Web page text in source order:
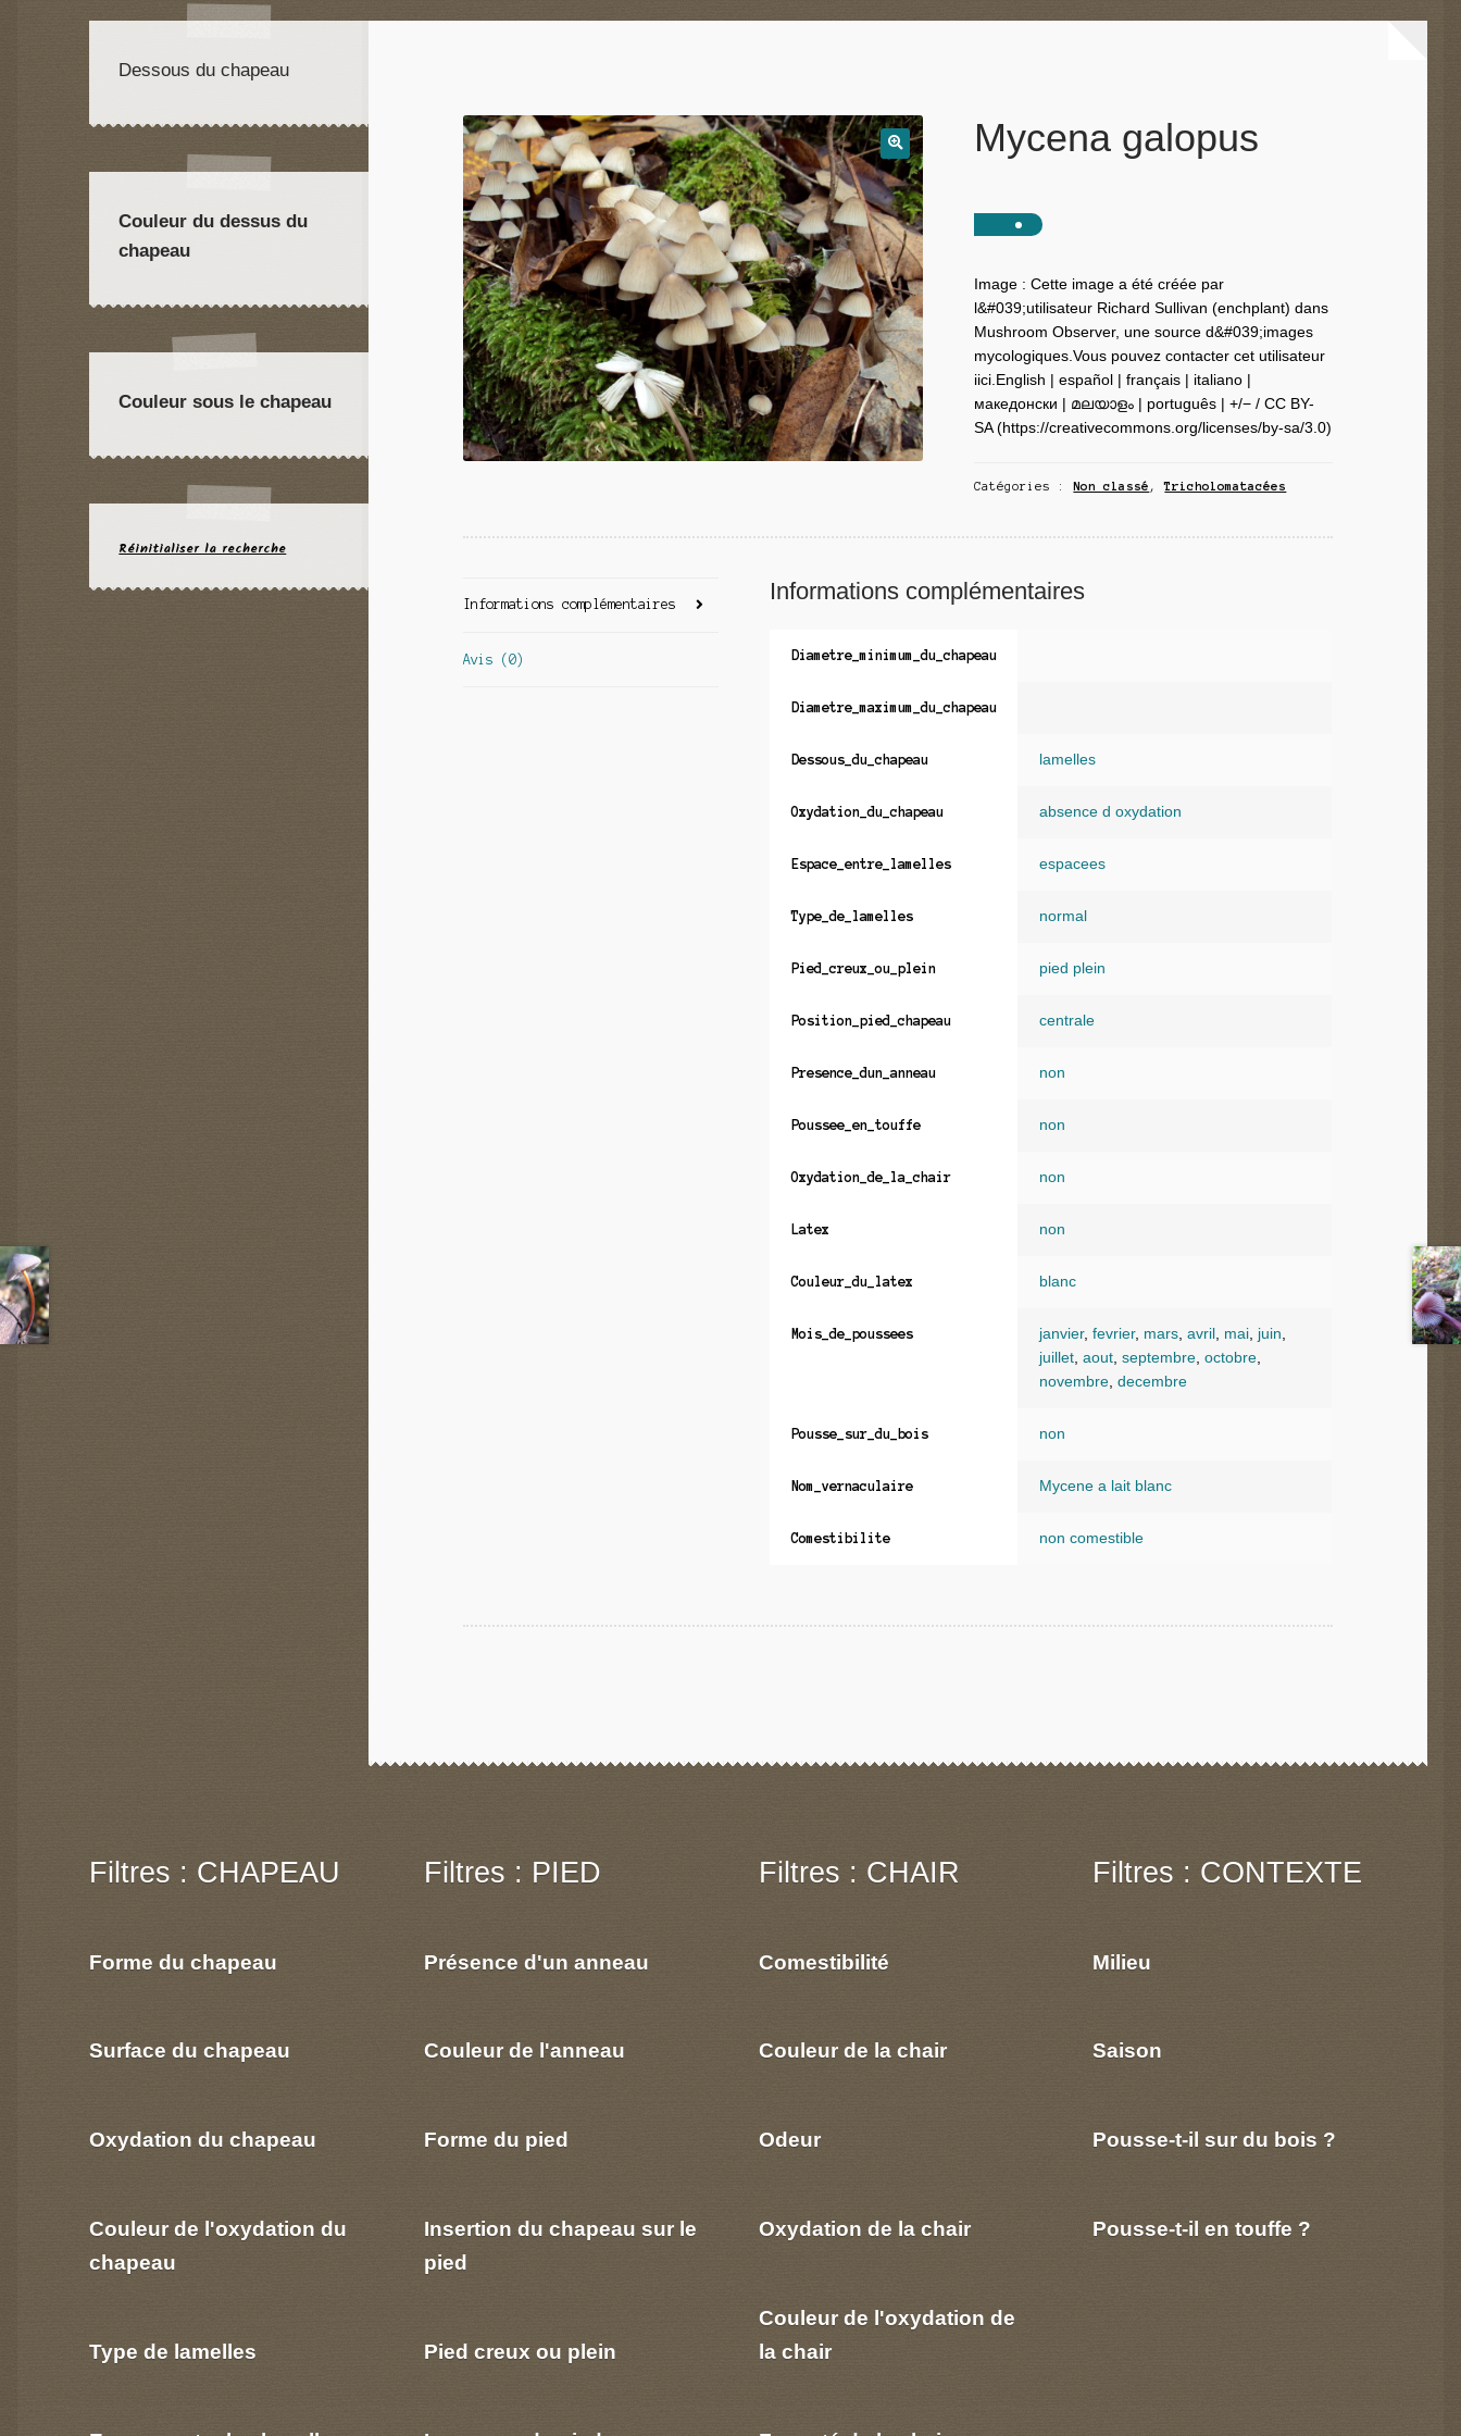
Mycena galopus
Image : Cette image a été créée par
l&#039;utilisateur Richard Sullivan (enchplant) dans
Mushroom Observer, une source d&#039;images
mycologiques.Vous pouvez contacter cet utilisateur
iici.English | español | français | italiano |
македонски | മലയാളം | português | +/− / CC BY-
SA (https://creativecommons.org/licenses/by-sa/3.0)
Catégories :Non classé ,Tricholomatacées
Informations complémentaires
Avis (0)
Informations complémentaires
Diametre_minimum_du_chapeau
Diametre_maximum_du_chapeau
Dessous_du_chapeau lamelles
Oxydation_du_chapeau absence d oxydation
Espace_entre_lamelles espacees
Type_de_lamelles normal
Pied_creux_ou_plein pied plein
Position_pied_chapeau centrale
Presence_dun_anneau non
Poussee_en_touffe non
Oxydation_de_la_chair non
Latex non
Couleur_du_latex blanc
Mois_de_poussees janvier, fevrier, mars, avril, mai, juin
juillet, aout, septembre, octobre,
novembre, decembre
Pousse_sur_du_bois non
Nom_vernaculaire Mycene a lait blanc
Comestibilite non comestible
Dessous du chapeau
Couleur du dessus du
chapeau
Couleur sous le chapeau
Réinitialiser la recherche
Filtres : CHAPEAU
Forme du chapeau
Surface du chapeau
Oxydation du chapeau
Couleur de l'oxydation du
chapeau
Type de lamelles
Filtres : PIED
Présence d'un anneau
Couleur de l'anneau
Forme du pied
Insertion du chapeau sur le
pied
Pied creux ou plein
Filtres : CHAIR
Comestibilité
Couleur de la chair
Odeur
Oxydation de la chair
Couleur de l'oxydation de
la chair
Filtres : CONTEXTE
Milieu
Saison
Pousse-t-il sur du bois ?
Pousse-t-il en touffe ?